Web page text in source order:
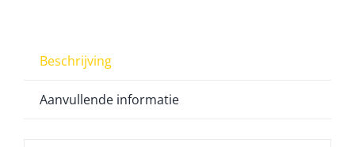
Beschrijving
Aanvullende informatie